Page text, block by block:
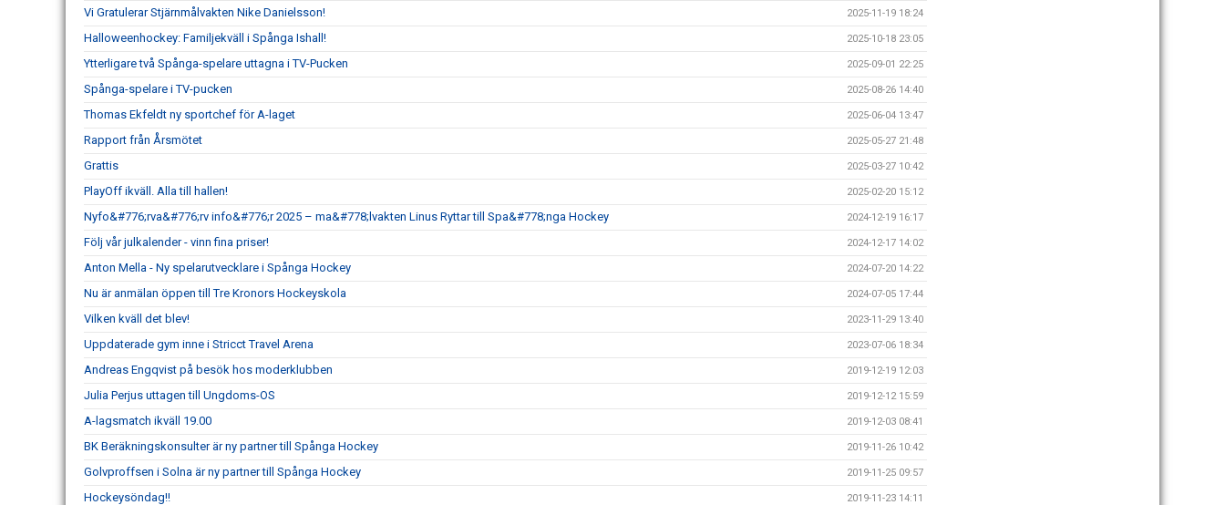
Vi Gratulerar Stjärnmålvakten Nike Danielsson! 2025-11-19 18:24
Halloweenhockey: Familjekväll i Spånga Ishall! 2025-10-18 23:05
Ytterligare två Spånga-spelare uttagna i TV-Pucken 2025-09-01 22:25
Spånga-spelare i TV-pucken 2025-08-26 14:40
Thomas Ekfeldt ny sportchef för A-laget 2025-06-04 13:47
Rapport från Årsmötet 2025-05-27 21:48
Grattis 2025-03-27 10:42
PlayOff ikväll. Alla till hallen! 2025-02-20 15:12
Nyfo&#776;rva&#776;rv info&#776;r 2025 – ma&#778;lvakten Linus Ryttar till Spa&#778;nga Hockey 2024-12-19 16:17
Följ vår julkalender - vinn fina priser! 2024-12-17 14:02
Anton Mella - Ny spelarutvecklare i Spånga Hockey 2024-07-20 14:22
Nu är anmälan öppen till Tre Kronors Hockeyskola 2024-07-05 17:44
Vilken kväll det blev! 2023-11-29 13:40
Uppdaterade gym inne i Stricct Travel Arena 2023-07-06 18:34
Andreas Engqvist på besök hos moderklubben 2019-12-19 12:03
Julia Perjus uttagen till Ungdoms-OS 2019-12-12 15:59
A-lagsmatch ikväll 19.00 2019-12-03 08:41
BK Beräkningskonsulter är ny partner till Spånga Hockey 2019-11-26 10:42
Golvproffsen i Solna är ny partner till Spånga Hockey 2019-11-25 09:57
Hockeysöndag!! 2019-11-23 14:11